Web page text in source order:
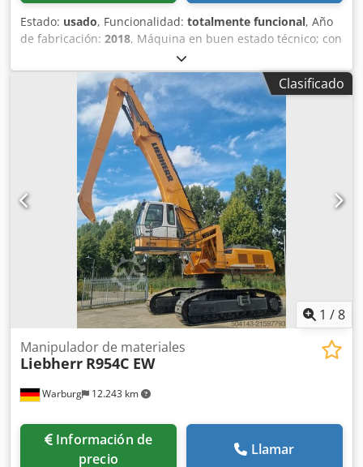
Estado: usado, Funcionalidad: totalmente funcional, Año
de fabricación: 2018, Máquina en buen estado técnico; con
generador; disponible de inmediato; gran variedad de
implementos adicionales disponibles. Dedpjy Dtarefx
Clasificado
1 /8
Warburg 12.243 km
Manipulador de materiales
Liebherr R954C EW
Información de
precio
Llamar